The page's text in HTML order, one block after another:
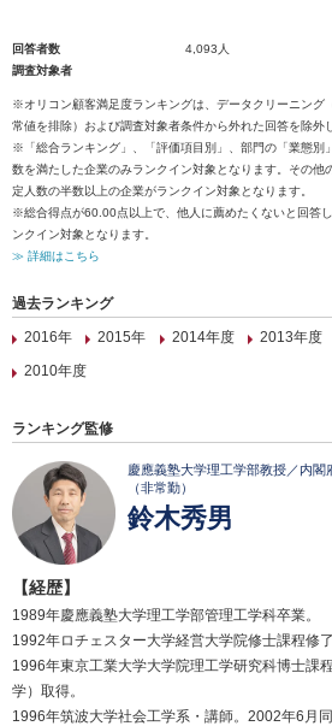
回答者数
4,093人
調査対象者
※オリコン顧客満足度ランキングは、データクリーニング
常値を排除）および調査対象者条件から外れた回答を除外
※「総合ランキング」、「評価項目別」、部門の「業態別
数を満たした企業のみランクイン対象となります。その他
定人数の半数以上の企業がランクイン対象となります。
※総合得点が60.00点以上で、他人に薦めたくないと回答
ンクイン対象となります。
≫ 詳細はこちら
過去ランキング
2016年
2015年 2014年度 2013年度
2010年度
ランキング監修
慶應義塾大学理工学部教授／内閣
（非常勤）
鈴木秀男
【経歴】
1989年慶應義塾大学理工学部管理工学科卒業。
1992年ロチェスター大学経営大学院修士課程修了
1996年東京工業大学大学院理工学研究科博士課
学）取得。
1996年筑波大学社会工学系・講師。2002年6月同